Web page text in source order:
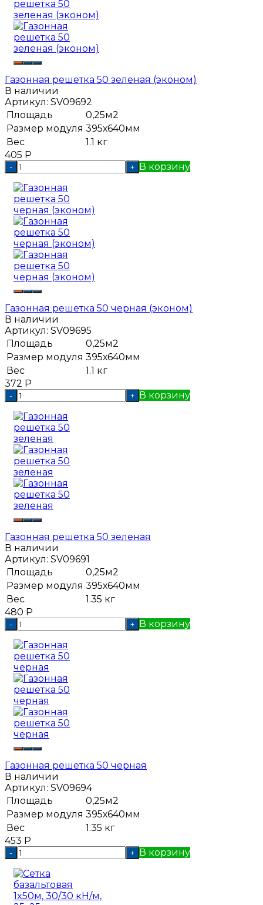
Газонная решетка 50 зеленая (эконом)
В наличии
Артикул: SV09692
Площадь
0,25м2
Размер модуля 395х640мм
Вес
1.1 кг
405 Р
- + В корзину
Газонная решетка 50 черная (эконом)
В наличии
Артикул: SV09695
Площадь
0,25м2
Размер модуля 395х640мм
Вес
1.1 кг
372 Р
- + В корзину
Газонная решетка 50 зеленая
В наличии
Артикул: SV09691
Площадь
0,25м2
Размер модуля 395х640мм
Вес
1.35 кг
480 Р
- + В корзину
Газонная решетка 50 черная
В наличии
Артикул: SV09694
Площадь
0,25м2
Размер модуля 395х640мм
Вес
1.35 кг
453 Р
- + В корзину